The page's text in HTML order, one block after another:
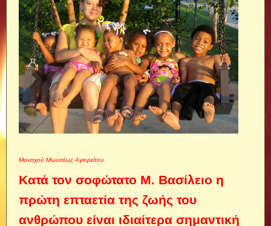
Μοναχού Μωυσέως Αγιορείτου
Κατά τον σοφώτατο Μ. Βασίλειο η
πρώτη επταετία της ζωής του
ανθρώπου είναι ιδιαίτερα σημαντική